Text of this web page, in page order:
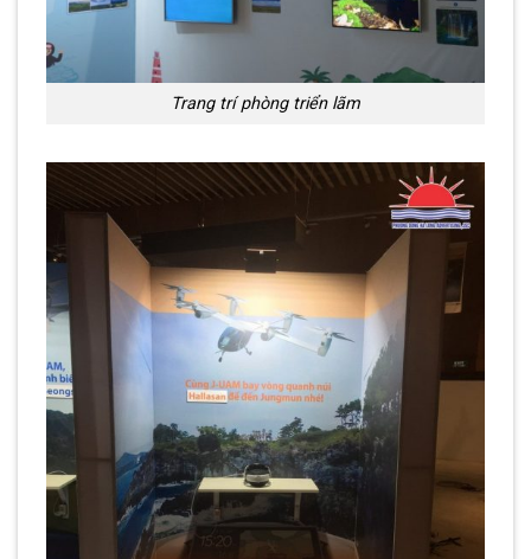
Trang trí phòng triển lãm